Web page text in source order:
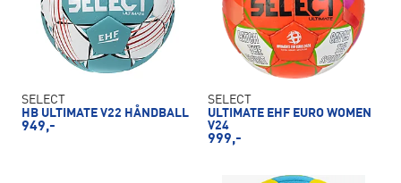
SELECT
HB ULTIMATE V22 HÅNDBALL
949,-
SELECT
ULTIMATE EHF EURO WOMEN
V24
999,-